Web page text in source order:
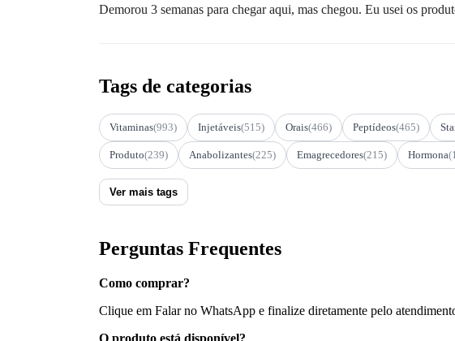
Demorou 3 semanas para chegar aqui, mas chegou. Eu usei os
Tags de categorias
Vitaminas(993) Injetáveis(515) Orais(466) Peptídeos(465)
Produto(239) Anabolizantes(225) Emagrecedores(215) Hormona
Ver mais tags
Perguntas Frequentes
Como comprar?
Clique em Falar no WhatsApp e finalize diretamente pelo